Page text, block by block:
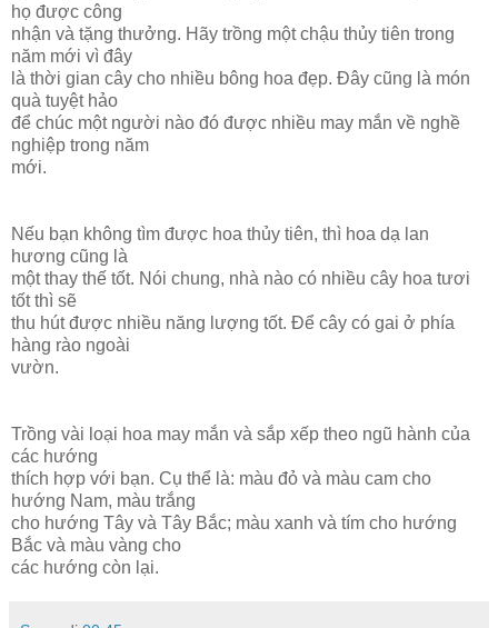
họ được công
nhận và tặng thưởng. Hãy trồng một chậu thủy tiên trong
năm mới vì đây
là thời gian cây cho nhiều bông hoa đẹp. Đây cũng là món
quà tuyệt hảo
để chúc một người nào đó được nhiều may mắn về nghề
nghiệp trong năm
mới.
Nếu bạn không tìm được hoa thủy tiên, thì hoa dạ lan
hương cũng là
một thay thế tốt. Nói chung, nhà nào có nhiều cây hoa tươi
tốt thì sẽ
thu hút được nhiều năng lượng tốt. Để cây có gai ở phía
hàng rào ngoài
vườn.
Trồng vài loại hoa may mắn và sắp xếp theo ngũ hành của
các hướng
thích hợp với bạn. Cụ thể là: màu đỏ và màu cam cho
hướng Nam, màu trắng
cho hướng Tây và Tây Bắc; màu xanh và tím cho hướng
Bắc và màu vàng cho
các hướng còn lại.